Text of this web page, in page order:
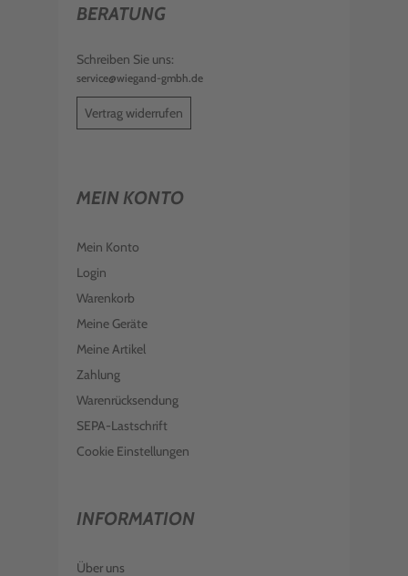
LEXMARK IMAGING KIT 70C0Z50
€ 349,99
LEXMARK DEVELOPER UNIT 70C0D20
700D2 CYAN
€ 78,99 inkl. MwSt. zzgl. Versand
€ 216,98
MAGENTA
LEXMARK TONER 70C20C0 702C
€ 94,99
€ 373,99
YELLOW
700D3 MAGENTA
BERATUNG
Schreiben Sie uns:
service@wiegand-gmbh.de
Vertrag widerrufen
MEIN KONTO
Mein Konto
Login
Warenkorb
Meine Geräte
Meine Artikel
Zahlung
Warenrücksendung
SEPA-Lastschrift
Cookie Einstellungen
INFORMATION
Über uns